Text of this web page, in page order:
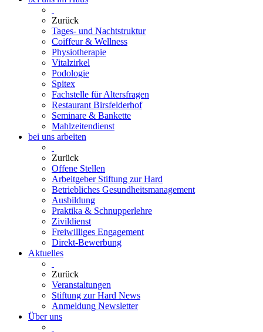
Zurück
Tages- und Nachtstruktur
Coiffeur & Wellness
Physiotherapie
Vitalzirkel
Podologie
Spitex
Fachstelle für Altersfragen
Restaurant Birsfelderhof
Seminare & Bankette
Mahlzeitendienst
bei uns arbeiten
Zurück
Offene Stellen
Arbeitgeber Stiftung zur Hard
Betriebliches Gesundheitsmanagement
Ausbildung
Praktika & Schnupperlehre
Zivildienst
Freiwilliges Engagement
Direkt-Bewerbung
Aktuelles
Zurück
Veranstaltungen
Stiftung zur Hard News
Anmeldung Newsletter
Über uns